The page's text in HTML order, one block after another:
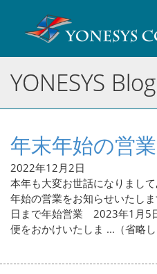
YONESYS Blog
年末年始の営
2022年12月2日
本年も大変お世話になりまし
年始の営業をお知らせいたし
日まで年始営業 2023年1月5
便をおかけいたしま ...（省略し